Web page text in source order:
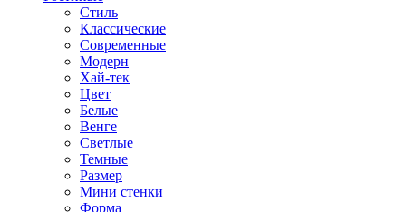
Стиль
Классические
Современные
Модерн
Хай-тек
Цвет
Белые
Венге
Светлые
Темные
Размер
Мини стенки
Форма